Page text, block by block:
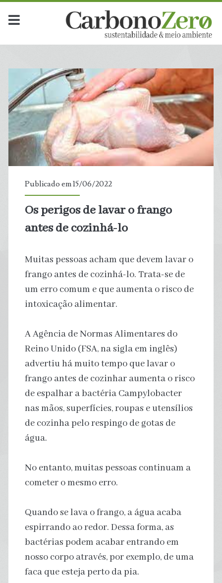
Publicado em 15/06/2022
Os perigos de lavar o frango
antes de cozinhá-lo
Muitas pessoas acham que devem lavar o
frango antes de cozinhá-lo. Trata-se de
um erro comum e que aumenta o risco de
intoxicação alimentar.
A Agência de Normas Alimentares do
Reino Unido (FSA, na sigla em inglês)
advertiu há muito tempo que lavar o
frango antes de cozinhar aumenta o risco
de espalhar a bactéria Campylobacter
nas mãos, superfícies, roupas e utensílios
de cozinha pelo respingo de gotas de
água.
No entanto, muitas pessoas continuam a
cometer o mesmo erro.
Quando se lava o frango, a água acaba
espirrando ao redor. Dessa forma, as
bactérias podem acabar entrando em
nosso corpo através, por exemplo, de uma
faca que esteja perto da pia.